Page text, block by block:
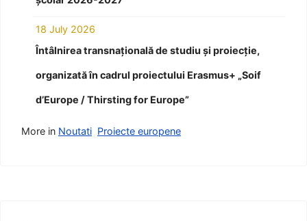
18 July 2026
Întâlnirea transnațională de studiu și proiecție,
organizată în cadrul proiectului Erasmus+ „Soif
d’Europe / Thirsting for Europe”
More in Noutati Proiecte europene